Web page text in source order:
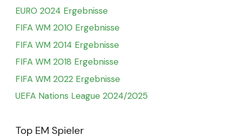
EURO 2024 Ergebnisse
FIFA WM 2010 Ergebnisse
FIFA WM 2014 Ergebnisse
FIFA WM 2018 Ergebnisse
FIFA WM 2022 Ergebnisse
UEFA Nations League 2024/2025
Top EM Spieler